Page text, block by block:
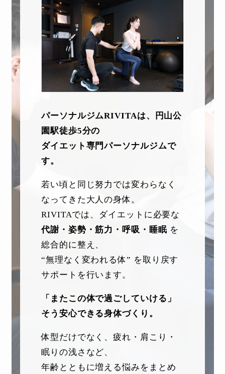
パーソナルジムRIVITAは、円山公
園駅徒歩5分の
ダイエット専門パーソナルジムで
す。
若い頃と同じ努力では変わらなく
なってきた大人の身体。
RIVITAでは、ダイエットに必要な
代謝・姿勢・筋力・呼吸・睡眠を
総合的に整え、
“無理なく変われる体” を取り戻す
サポートを行います。
「またこの体で過ごしていける」
そう安心できる身体づくり。
体型だけでなく、疲れ・肩こり・
眠りの浅さなど、
年齢とともに増える悩みをまとめ